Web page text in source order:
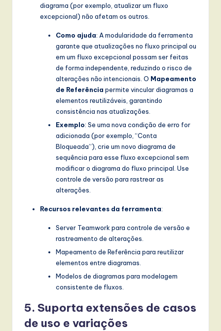
diagrama (por exemplo, atualizar um fluxo
excepcional) não afetam os outros.
Como ajuda: A modularidade da ferramenta
garante que atualizações no fluxo principal ou
em um fluxo excepcional possam ser feitas
de forma independente, reduzindo o risco de
alterações não intencionais. O Mapeamento
de Referência permite vincular diagramas a
elementos reutilizáveis, garantindo
consistência nas atualizações.
Exemplo: Se uma nova condição de erro for
adicionada (por exemplo, “Conta
Bloqueada”), crie um novo diagrama de
sequência para esse fluxo excepcional sem
modificar o diagrama do fluxo principal. Use
controle de versão para rastrear as
alterações.
Recursos relevantes da ferramenta:
Server Teamwork para controle de versão e
rastreamento de alterações.
Mapeamento de Referência para reutilizar
elementos entre diagramas.
Modelos de diagramas para modelagem
consistente de fluxos.
5. Suporta extensões de casos
de uso e variações